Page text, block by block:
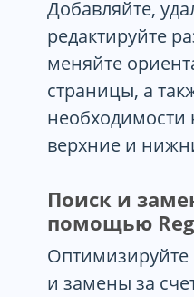
Добавляйте,
редактируйте
меняйте
страницы, а
необходимости
верхние и
Поиск и
помощью
Оптимизируйте
и замены за